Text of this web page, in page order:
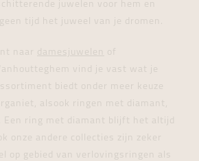
juwelen voor hem en
tijd het juweel van je dromen.
naar damesjuwelen
of
vind je vast wat je
biedt onder meer keuze
alsook ringen met diamant,
Een ring met diamant blijft het altijd
onze andere collecties zijn zeker
op gebied van verlovingsringen als